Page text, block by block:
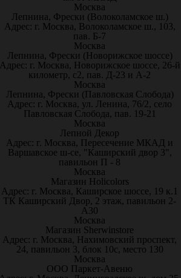
Москва
Лепнина, Фрески (Волоколамское ш.)
Адрес: г. Москва, Волоколамское ш., 103,
пав. Б-7
Москва
Лепнина, Фрески (Новорижское шоссе)
г. Москва, Новорижское шоссе, 26-й
километр, с2, пав. Д-23 и А-2
Москва
Лепнина, Фрески (Павловская Слобода)
Адрес: г. Москва, ул. Ленина, 76/2, село
Павловская Слобода, пав. 19-21
Москва
Лепной Декор
Адрес: г. Москва, Пересечение МКАД и
Варшавское ш-се, "Каширский двор 3",
павильон П - 8
Москва
Магазин Holicolors
Адрес: г. Москва, Каширское шоссе, 19 к.1
ТК Каширский Двор, 2 этаж, павильон 2-
А30
Москва
Магазин Sherwinstore
Адрес: г. Москва, Нахимовский проспект,
24, павильон 3, блок 10с, место 130
Москва
ООО Паркет-Авeню